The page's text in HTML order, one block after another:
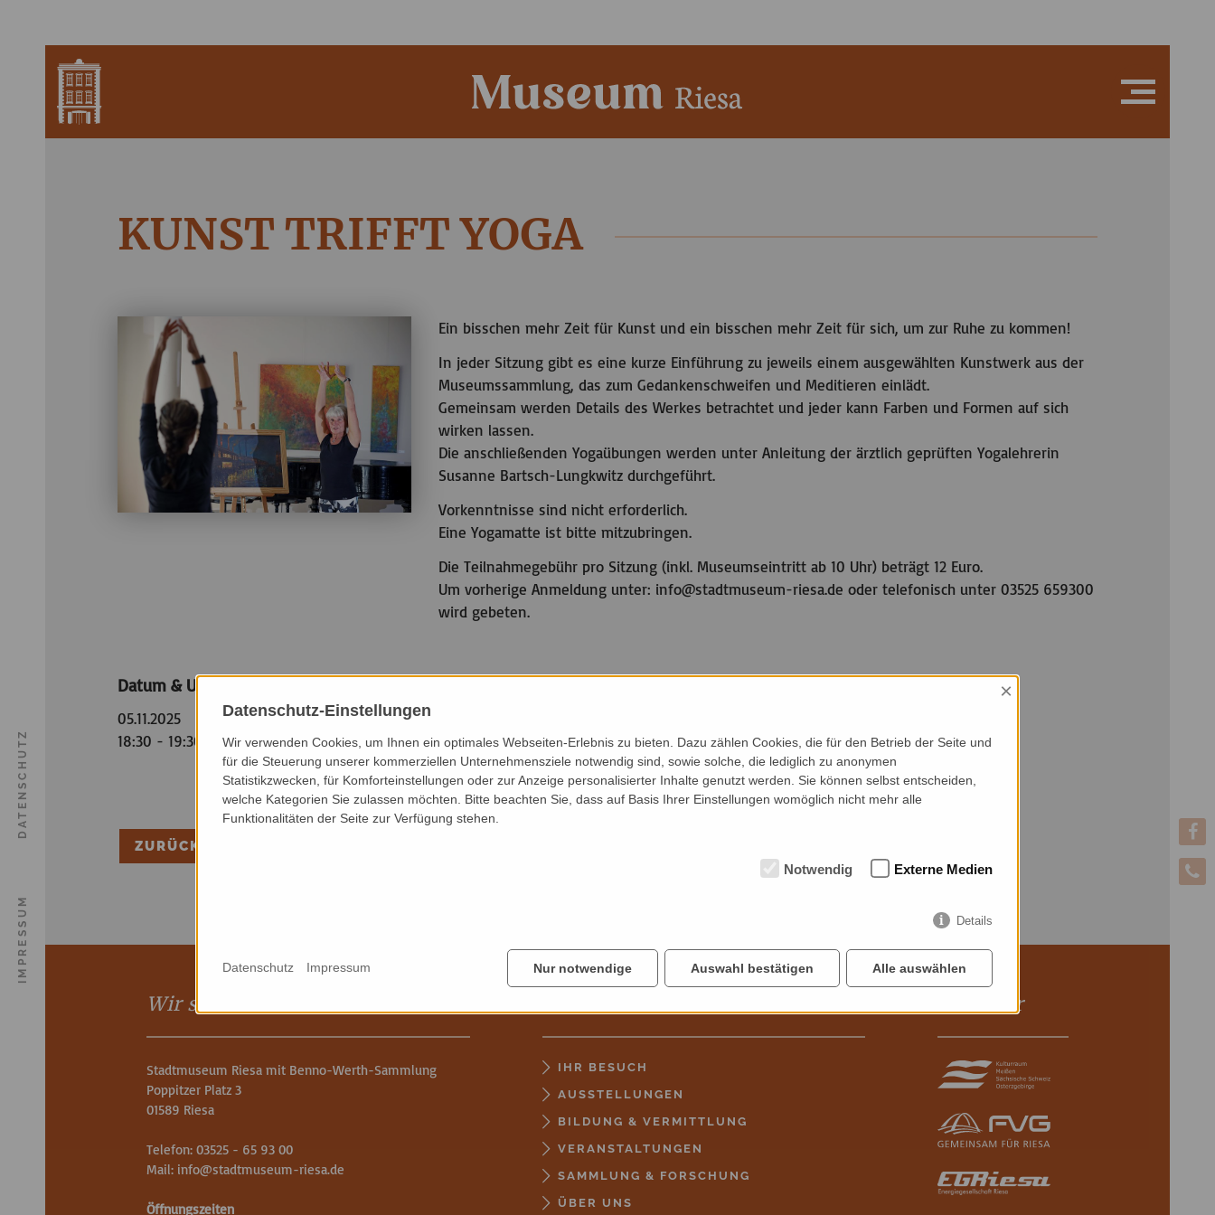
KUNST TRIFFT YOGA
Datum & Uhrzeit
05.11.2025
18:30 - 19:30 Uhr
Poppitzer Platz 3
01589 Riesa
Ein bisschen mehr Zeit für Kunst und ein bisschen mehr Zeit für sich, um zur Ruhe zu kommen!
In jeder Sitzung gibt es eine kurze Einführung zu jeweils einem ausgewählten Kunstwerk aus der
Museumssammlung, das zum Gedankenschweifen und Meditieren einlädt.
Gemeinsam werden Details des Werkes betrachtet und jeder kann Farben und Formen auf sich
wirken lassen.
Die anschließenden Yogaübungen werden unter Anleitung der ärztlich geprüften Yogalehrerin
Susanne Bartsch-Lungkwitz durchgeführt.
Vorkenntnisse sind nicht erforderlich.
Eine Yogamatte ist bitte mitzubringen.
Die Teilnahmegebühr pro Sitzung (inkl. Museumseintritt ab 10 Uhr) beträgt 12 Euro.
Um vorherige Anmeldung unter: info@stadtmuseum-riesa.de oder telefonisch unter 03525 659300
wird gebeten.
ZURÜCK ZUR ÜBERSICHT
Wir sind für Sie da
Stadtmuseum Riesa mit Benno-Werth-Sammlung
Poppitzer Platz 3
01589 Riesa
Telefon: 03525 - 65 93 00
Mail: info@stadtmuseum-riesa.de
Öffnungszeiten
IHR BESUCH
AUSSTELLUNGEN
BILDUNG & VERMITTLUNG
VERANSTALTUNGEN
SAMMLUNG & FORSCHUNG
ÜBER UNS
Förderer
IMPRESSUM
DATENSCHUTZ
Datenschutz-Einstellungen
×
Wir verwenden Cookies, um Ihnen ein optimales Webseiten-Erlebnis zu bieten. Dazu zählen Cookies, die für den Betrieb der Seite und
für die Steuerung unserer kommerziellen Unternehmensziele notwendig sind, sowie solche, die lediglich zu anonymen
Statistikzwecken, für Komforteinstellungen oder zur Anzeige personalisierter Inhalte genutzt werden. Sie können selbst entscheiden,
welche Kategorien Sie zulassen möchten. Bitte beachten Sie, dass auf Basis Ihrer Einstellungen womöglich nicht mehr alle
Funktionalitäten der Seite zur Verfügung stehen.
Notwendig Externe Medien
Details
Nur notwendige Auswahl bestätigen Alle auswählen
Datenschutz Impressum